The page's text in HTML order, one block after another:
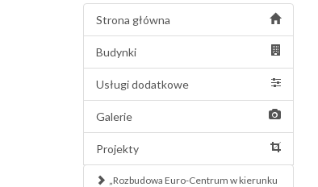
Strona główna
Budynki
Usługi dodatkowe
Galerie
Projekty
„Rozbudowa Euro-Centrum w kierunku